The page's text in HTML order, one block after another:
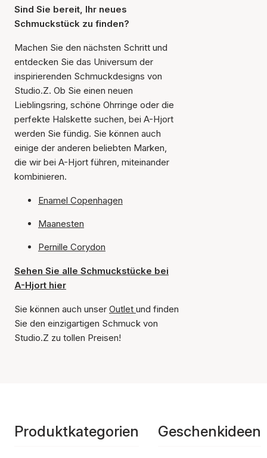
Sind Sie bereit, Ihr neues
Schmuckstück zu finden?
Machen Sie den nächsten Schritt und
entdecken Sie das Universum der
inspirierenden Schmuckdesigns von
Studio.Z. Ob Sie einen neuen
Lieblingsring, schöne Ohrringe oder die
perfekte Halskette suchen, bei A-Hjort
werden Sie fündig. Sie können auch
einige der anderen beliebten Marken,
die wir bei A-Hjort führen, miteinander
kombinieren.
Enamel Copenhagen
Maanesten
Pernille Corydon
Sehen Sie alle Schmuckstücke bei
A-Hjort hier
Sie können auch unser Outlet und finden
Sie den einzigartigen Schmuck von
Studio.Z zu tollen Preisen!
Produktkategorien Geschenkideen